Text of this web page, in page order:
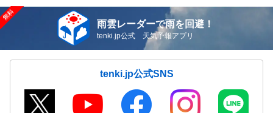
雨雲レーダーで雨を回避！
tenki.jp公式 天気予報アプリ
tenki.jp公式SNS